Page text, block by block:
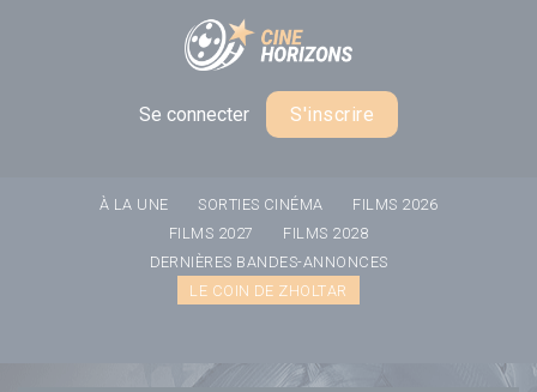
Se connecter S'inscrire
À LA UNE SORTIES CINÉMA
FILMS 2026
FILMS 2027
FILMS 2028
DERNIÈRES BANDES-ANNONCES
LE COIN DE ZHOLTAR
Panneau de gestion des cookies